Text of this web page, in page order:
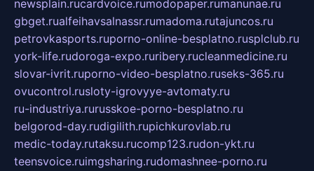
newsplain.rucardvoice.rumodopaper.rumanunae.ru
gbget.rualfeihavsalnassr.rumadoma.rutajuncos.ru
petrovkasports.ruporno-online-besplatno.rusplclub.ru
york-life.rudoroga-expo.ruribery.rucleanmedicine.ru
slovar-ivrit.ruporno-video-besplatno.ruseks-365.ru
ovucontrol.rusloty-igrovyye-avtomaty.ru
ru-industriya.rurusskoe-porno-besplatno.ru
belgorod-day.rudigilith.rupichkurovlab.ru
medic-today.rutaksu.rucomp123.rudon-ykt.ru
teensvoice.ruimgsharing.rudomashnee-porno.ru